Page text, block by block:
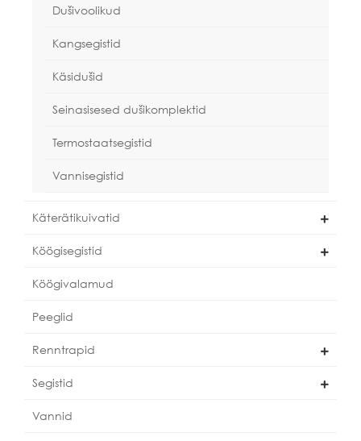
Dušivoolikud
Kangsegistid
Käsidušid
Seinasisesed dušikomplektid
Termostaatsegistid
Vannisegistid
Käterätikuivatid
Köögisegistid
Köögivalamud
Peeglid
Renntrapid
Segistid
Vannid